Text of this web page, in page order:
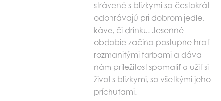
strávené s blízkymi sa častokrát
odohrávajú pri dobrom jedle,
káve, či drinku. Jesenné
obdobie začína postupne hrať
rozmanitými farbami a dáva
nám príležitosť spomaliť a užiť si
život s blízkymi, so všetkými jeho
príchuťami.